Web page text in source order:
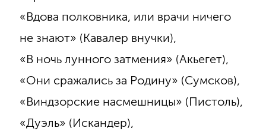
«Вдова полковника, или врачи ничего
не знают» (Кавалер внучки),
«В ночь лунного затмения» (Акьегет),
«Они сражались за Родину» (Сумсков),
«Виндзорские насмешницы» (Пистоль),
«Дуэль» (Искандер),